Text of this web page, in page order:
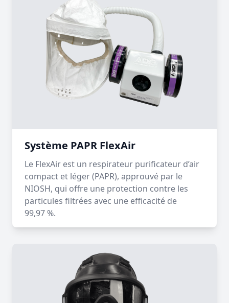
Système PAPR FlexAir
Le FlexAir est un respirateur purificateur d’air
compact et léger (PAPR), approuvé par le
NIOSH, qui offre une protection contre les
particules filtrées avec une efficacité de
99,97 %.